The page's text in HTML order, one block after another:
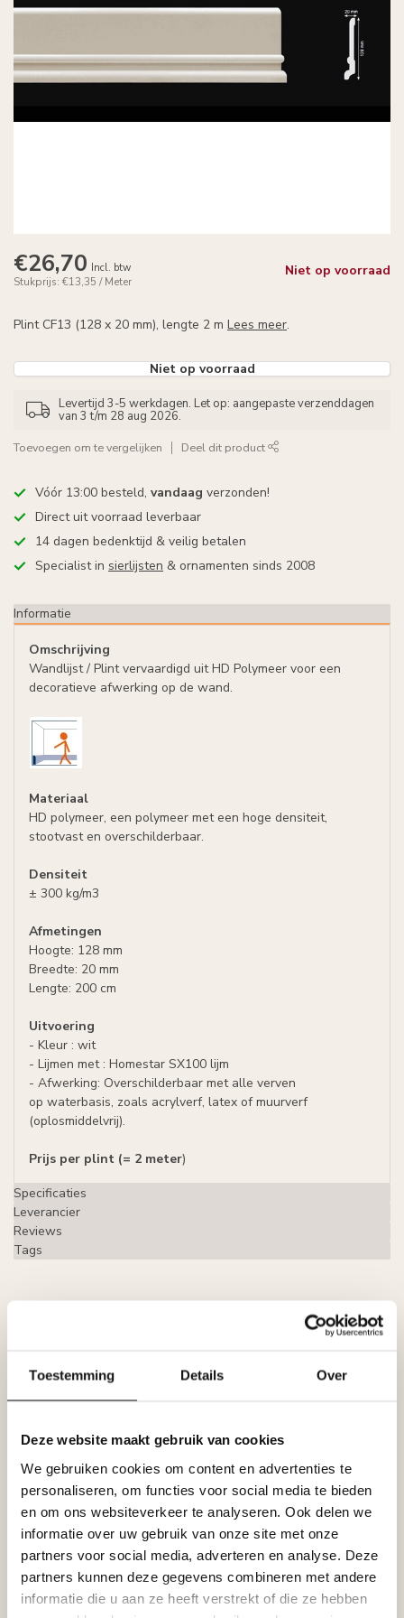
Toestemming Details Over
Deze website maakt gebruik van cookies
We gebruiken cookies om content en advertenties te
personaliseren, om functies voor social media te bieden
en om ons websiteverkeer te analyseren. Ook delen we
informatie over uw gebruik van onze site met onze
partners voor social media, adverteren en analyse. Deze
partners kunnen deze gegevens combineren met andere
informatie die u aan ze heeft verstrekt of die ze hebben
€26,70 Incl. btw
Stukprijs: €13,35 / Meter
Niet op voorraad
Plint CF13 (128 x 20 mm), lengte 2 m Lees meer.
Niet op voorraad
Levertijd 3-5 werkdagen. Let op: aangepaste verzenddagen
van 3 t/m 28 aug 2026.
Toevoegen om te vergelijken Deel dit product
Vóór 13:00 besteld, vandaag verzonden!
Direct uit voorraad leverbaar
14 dagen bedenktijd & veilig betalen
Specialist in sierlijsten & ornamenten sinds 2008
Informatie
Omschrijving
Wandlijst / Plint vervaardigd uit HD Polymeer voor een
decoratieve afwerking op de wand.
Materiaal
HD polymeer, een polymeer met een hoge densiteit,
stootvast en overschilderbaar.
Densiteit
± 300 kg/m3
Afmetingen
Hoogte: 128 mm
Breedte: 20 mm
Lengte: 200 cm
Uitvoering
- Kleur : wit
- Lijmen met : Homestar SX100 lijm
- Afwerking: Overschilderbaar met alle verven
op waterbasis, zoals acrylverf, latex of muurverf
(oplosmiddelvrij).
Prijs per plint (= 2 meter)
Specificaties
Leverancier
Reviews
Tags
Lijst & Ornament Plint MD094
(94 x 12 mm), lengte 2 m
Niet op voorraad
€18,20
Lijst & Ornament Plint MD258
(81 x 10 mm), lengte 2 m
Op voorraad
€14,46
LIJST & ORNAMENT
Lijst & Ornament Plint MD358
(117 x 14 mm), lengte 2 m
Niet op voorraad
€21,54